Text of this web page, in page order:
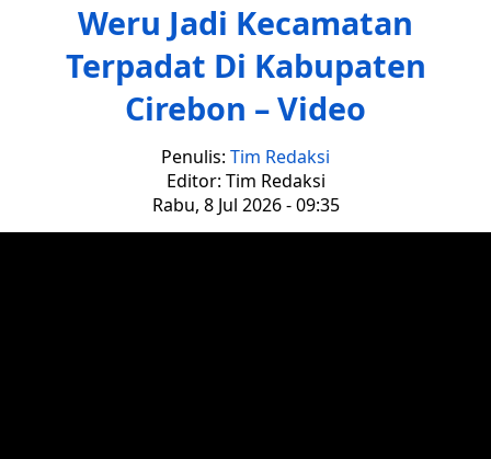
Weru Jadi Kecamatan
Terpadat Di Kabupaten
Cirebon – Video
Penulis: Tim Redaksi
Editor: Tim Redaksi
Rabu, 8 Jul 2026 - 09:35